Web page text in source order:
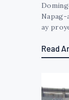
Napag-
ay
Read